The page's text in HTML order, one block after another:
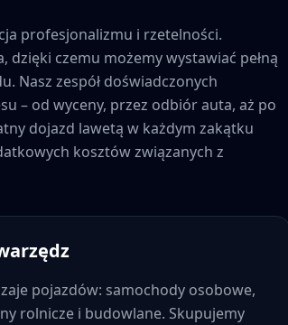
profesjonalizmu i rzetelności.
dzięki czemu możemy wystawiać pełną
Nasz zespół doświadczonych
– od wyceny, przez odbiór auta, aż po
dojazd lawetą w każdym zakątku
kosztów związanych z
pojazdów: samochody osobowe,
rolnicze i budowlane. Skupujemy